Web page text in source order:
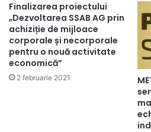
Finalizarea proiectului
„Dezvoltarea SSAB AG prin
achiziție de mijloace
corporale și necorporale
pentru o nouă activitate
economică”
2 februarie 2021